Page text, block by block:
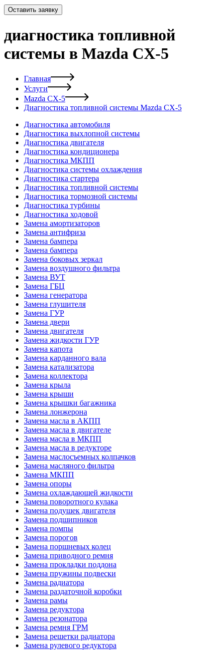
Оставить заявку
диагностика топливной
системы в Mazda CX-5
Главная
Услуги
Mazda CX-5
Диагностика топливной системы Mazda CX-5
Диагностика автомобиля
Диагностика выхлопной системы
Диагностика двигателя
Диагностика кондиционера
Диагностика МКПП
Диагностика системы охлаждения
Диагностика стартера
Диагностика топливной системы
Диагностика тормозной системы
Диагностика турбины
Диагностика ходовой
Замена амортизаторов
Замена антифриза
Замена бампера
Замена бампера
Замена боковых зеркал
Замена воздушного фильтра
Замена ВУТ
Замена ГБЦ
Замена генератора
Замена глушителя
Замена ГУР
Замена двери
Замена двигателя
Замена жидкости ГУР
Замена капота
Замена карданного вала
Замена катализатора
Замена коллектора
Замена крыла
Замена крыши
Замена крышки багажника
Замена лонжерона
Замена масла в АКПП
Замена масла в двигателе
Замена масла в МКПП
Замена масла в редукторе
Замена маслосъемных колпачков
Замена масляного фильтра
Замена МКПП
Замена опоры
Замена охлаждающей жидкости
Замена поворотного кулака
Замена подушек двигателя
Замена подшипников
Замена помпы
Замена порогов
Замена поршневых колец
Замена приводного ремня
Замена прокладки поддона
Замена пружины подвески
Замена радиатора
Замена раздаточной коробки
Замена рамы
Замена редуктора
Замена резонатора
Замена ремня ГРМ
Замена решетки радиатора
Замена рулевого редуктора